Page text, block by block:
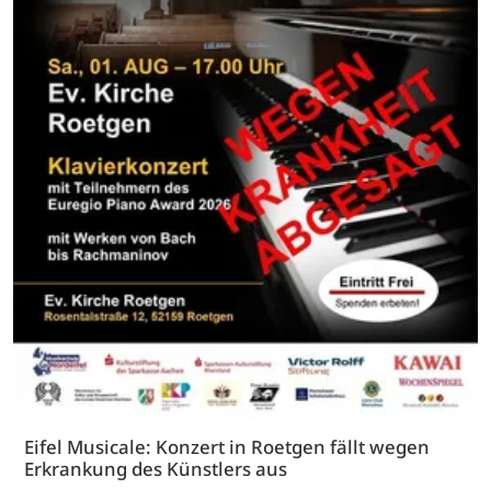
Eifel Musicale: Konzert in Roetgen fällt wegen
Erkrankung des Künstlers aus